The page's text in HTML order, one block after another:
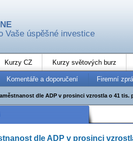
Vaše úspěšné investice
Kurzy CZ Kurzy světových burz
Komentáře a doporučení Firemní
dle ADP v prosinci vzrostla o 41 tis.
dle ADP v prosinci